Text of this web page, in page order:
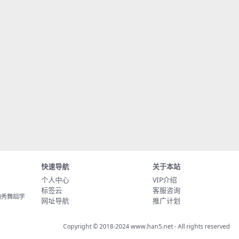
舞蹈学
快速导航
个人中心
标签云
网址导航
关于本站
VIP介绍
客服咨询
推广计划
Copyright © 2018-2024www.han5.net- All rights reserved